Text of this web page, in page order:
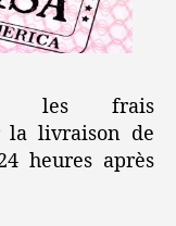
les frais
la livraison de
heures après